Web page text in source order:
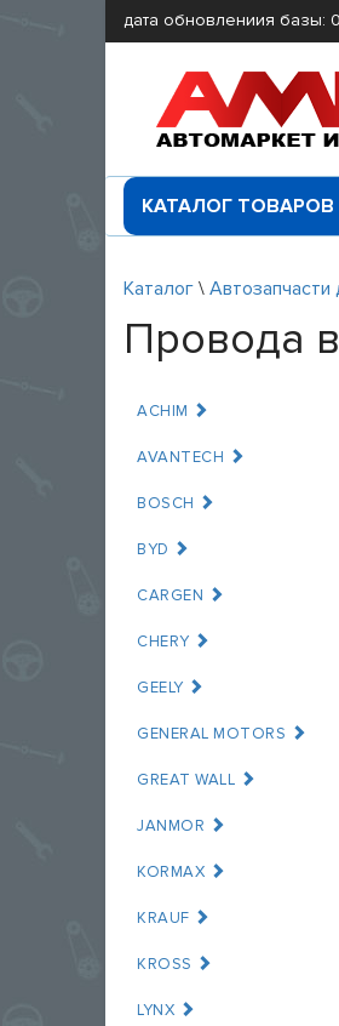
дата обновлениия базы:
КАТАЛОГ ТОВАРОВ
Каталог \
Провода
ACHIM
AVANTECH
BOSCH
BYD
CARGEN
CHERY
GEELY
GENERAL MOTORS
GREAT WALL
JANMOR
KORMAX
KRAUF
KROSS
LYNX